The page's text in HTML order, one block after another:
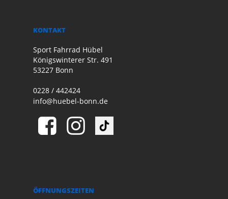
KONTAKT
Sport Fahrrad Hübel
Königswinterer Str. 491
53227 Bonn
0228 / 442424
info@huebel-bonn.de
ÖFFNUNGSZEITEN